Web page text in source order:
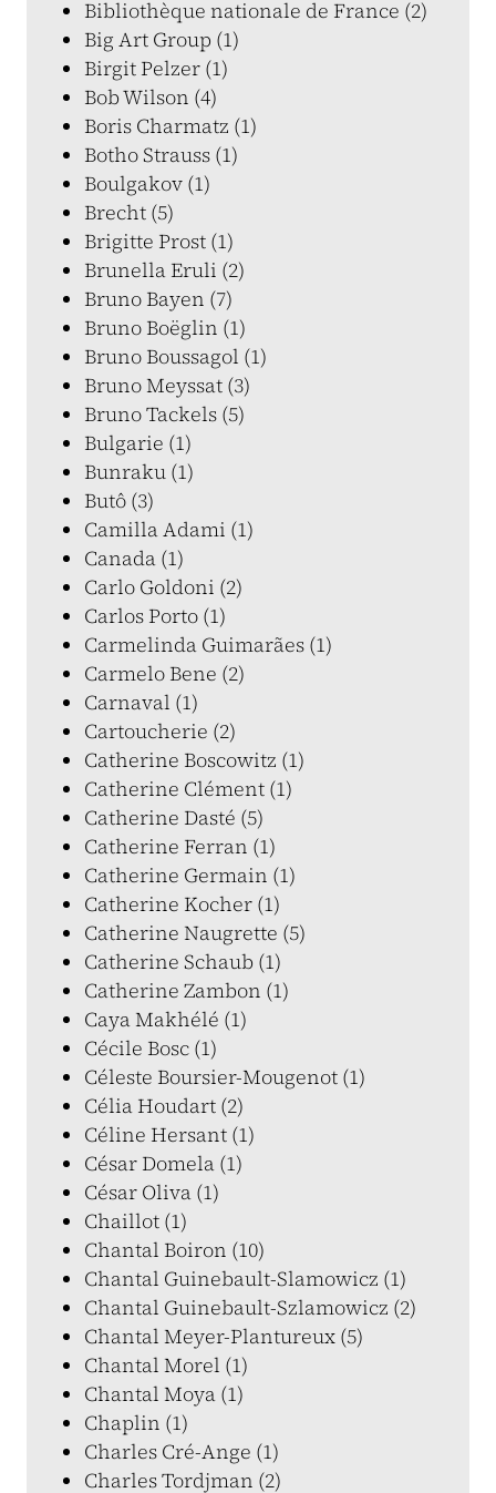
Bibliothèque nationale de France (2)
Big Art Group (1)
Birgit Pelzer (1)
Bob Wilson (4)
Boris Charmatz (1)
Botho Strauss (1)
Boulgakov (1)
Brecht (5)
Brigitte Prost (1)
Brunella Eruli (2)
Bruno Bayen (7)
Bruno Boëglin (1)
Bruno Boussagol (1)
Bruno Meyssat (3)
Bruno Tackels (5)
Bulgarie (1)
Bunraku (1)
Butô (3)
Camilla Adami (1)
Canada (1)
Carlo Goldoni (2)
Carlos Porto (1)
Carmelinda Guimarães (1)
Carmelo Bene (2)
Carnaval (1)
Cartoucherie (2)
Catherine Boscowitz (1)
Catherine Clément (1)
Catherine Dasté (5)
Catherine Ferran (1)
Catherine Germain (1)
Catherine Kocher (1)
Catherine Naugrette (5)
Catherine Schaub (1)
Catherine Zambon (1)
Caya Makhélé (1)
Cécile Bosc (1)
Céleste Boursier-Mougenot (1)
Célia Houdart (2)
Céline Hersant (1)
César Domela (1)
César Oliva (1)
Chaillot (1)
Chantal Boiron (10)
Chantal Guinebault-Slamowicz (1)
Chantal Guinebault-Szlamowicz (2)
Chantal Meyer-Plantureux (5)
Chantal Morel (1)
Chantal Moya (1)
Chaplin (1)
Charles Cré-Ange (1)
Charles Tordjman (2)